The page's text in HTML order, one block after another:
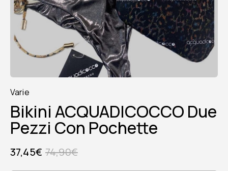
Varie
Bikini ACQUADICOCCO Due
Pezzi Con Pochette
74,90€
37,45€